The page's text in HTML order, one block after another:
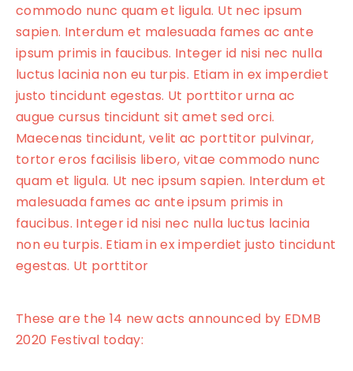
commodo nunc quam et ligula. Ut nec ipsum
sapien. Interdum et malesuada fames ac ante
ipsum primis in faucibus. Integer id nisi nec nulla
luctus lacinia non eu turpis. Etiam in ex imperdiet
justo tincidunt egestas. Ut porttitor urna ac
augue cursus tincidunt sit amet sed orci.
Maecenas tincidunt, velit ac porttitor pulvinar,
tortor eros facilisis libero, vitae commodo nunc
quam et ligula. Ut nec ipsum sapien. Interdum et
malesuada fames ac ante ipsum primis in
faucibus. Integer id nisi nec nulla luctus lacinia
non eu turpis. Etiam in ex imperdiet justo tincidunt
egestas. Ut porttitor
These are the 14 new acts announced by EDMB
2020 Festival today: